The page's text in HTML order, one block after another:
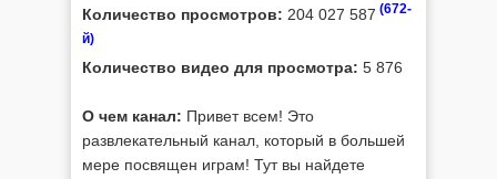
Количество просмотров: 204 027 587 (672-
й)
Количество видео для просмотра: 5 876
О чем канал: Привет всем! Это
развлекательный канал, который в большей
мере посвящен играм! Тут вы найдете